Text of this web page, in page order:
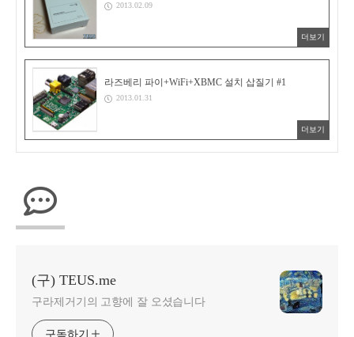
2013.02.09
더보기
라즈베리 파이+WiFi+XBMC 설치 삽질기 #1
2013.01.31
더보기
(구) TEUS.me
구라제거기의 고향에 잘 오셨습니다
구독하기